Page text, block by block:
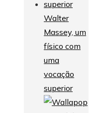
Walter
Massey, um
físico com
uma
vocação
superior